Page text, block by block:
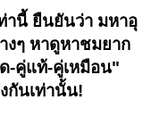
านี้ ยืนยันว่า มหาอุ
งๆ หาดูหาชมยาก
-คู่แท้-คู่เหมือน"
กันเท่านั้น!